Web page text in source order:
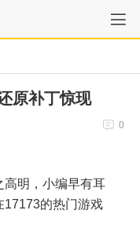
原补丁惊现
0
明，小编早有耳
17173的热门游戏